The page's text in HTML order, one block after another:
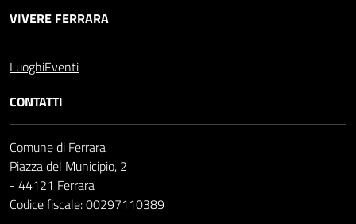
VIVERE FERRARA
LuoghiEventi
CONTATTI
Comune di Ferrara
Piazza del Municipio, 2
- 44121 Ferrara
Codice fiscale: 00297110389